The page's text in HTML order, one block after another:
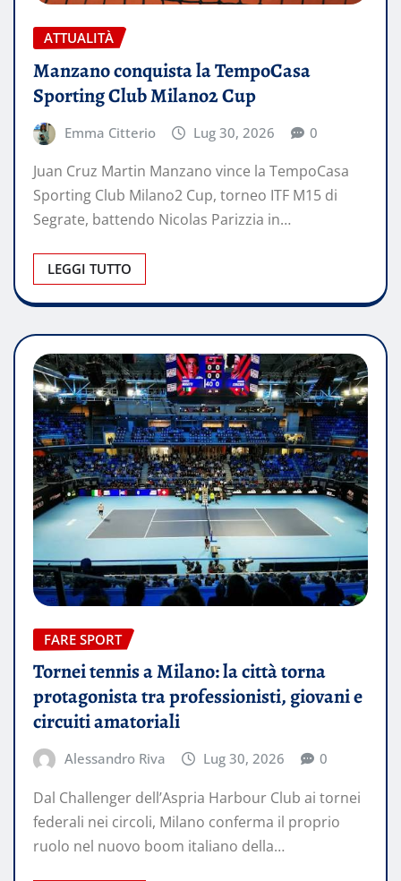
ATTUALITÀ
Manzano conquista la TempoCasa
Sporting Club Milano2 Cup
Emma Citterio Lug 30, 2026 0
Juan Cruz Martin Manzano vince la TempoCasa
Sporting Club Milano2 Cup, torneo ITF M15 di
Segrate, battendo Nicolas Parizzia in…
LEGGI TUTTO
FARE SPORT
Tornei tennis a Milano: la città torna
protagonista tra professionisti, giovani e
circuiti amatoriali
Alessandro Riva Lug 30, 2026 0
Dal Challenger dell’Aspria Harbour Club ai tornei
federali nei circoli, Milano conferma il proprio
ruolo nel nuovo boom italiano della…